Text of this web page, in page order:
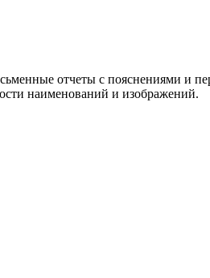
отчеты с пояснениями и
наименований и изображений.